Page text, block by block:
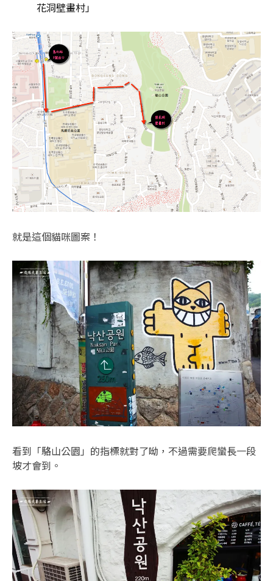
花洞壁畫村」
就是這個貓咪圖案！
看到「駱山公園」的指標就對了呦，不過需要爬蠻長一段
坡才會到。